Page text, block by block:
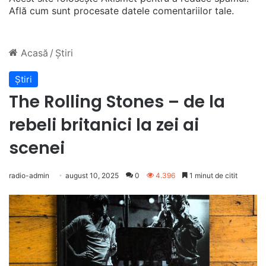
Află cum sunt procesate datele comentariilor tale.